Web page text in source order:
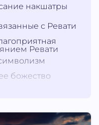
накшатры
с Ревати
Ревати
божество